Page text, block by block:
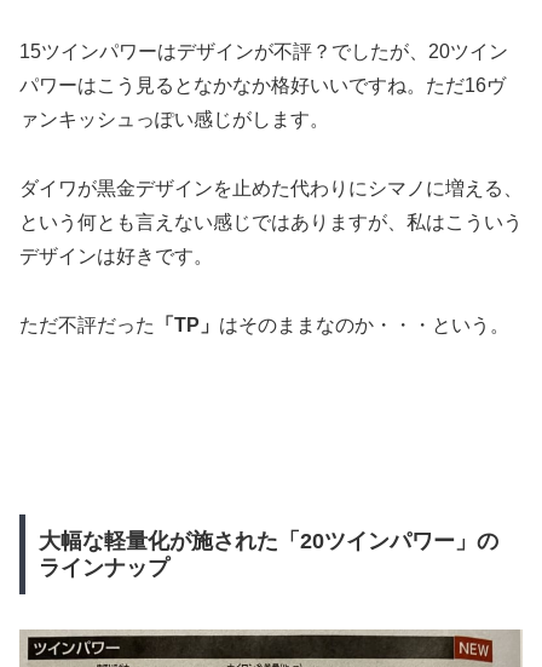
15ツインパワーはデザインが不評？でしたが、20ツイン
パワーはこう見るとなかなか格好いいですね。ただ16ヴ
ァンキッシュっぽい感じがします。
ダイワが黒金デザインを止めた代わりにシマノに増える、
という何とも言えない感じではありますが、私はこういう
デザインは好きです。
ただ不評だった 「TP」 はそのままなのか・・・という。
大幅な軽量化が施された「20ツインパワー」の
ラインナップ